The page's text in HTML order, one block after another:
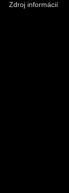
Zdroj informácií